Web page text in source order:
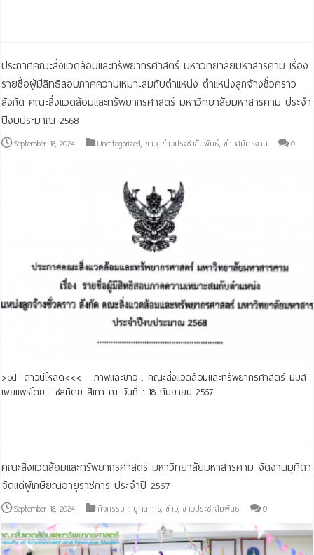
ประกาศคณะสิ่งแวดล้อมและทรัพยากรศาสตร์ มหาวิทยาลัยมหาสารคาม เรื่อง
รายชื่อผู้มีสิทธิสอบภาคความเหมาะสมกับตำแหน่ง ตำแหน่งลูกจ้างชั่วคราว
สังกัด คณะสิ่งแวดล้อมและทรัพยากรศาสตร์ มหาวิทยาลัยมหาสารคาม ประจำ
ปีงบประมาณ 2568
September 18, 2024 Uncategorized,ข่าว,ข่าวประชาสัมพันธ์,ข่าวสมัครงาน 0
>pdf ดาวน์โหลด<<< ภาพและข่าว : คณะสิ่งแวดล้อมและทรัพยากรศาสตร์ มมส
เผยแพร่โดย : ชลทิตย์ สีเทา ณ วันที่ : 18 กันยายน 2567
คณะสิ่งแวดล้อมและทรัพยากรศาสตร์ มหาวิทยาลัยมหาสารคาม จัดงานมุทิตา
จิตแด่ผู้เกษียณอายุราชการ ประจำปี 2567
September 18, 2024 กิจกรรม : บุคลากร,ข่าว,ข่าวประชาสัมพันธ์ 0